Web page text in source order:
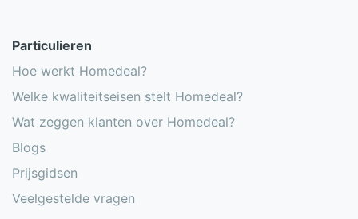
Particulieren
Hoe werkt Homedeal?
Welke kwaliteitseisen stelt Homedeal?
Wat zeggen klanten over Homedeal?
Blogs
Prijsgidsen
Veelgestelde vragen